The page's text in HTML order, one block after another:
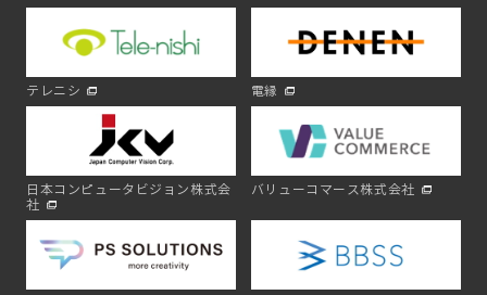
テレニシ 電縁
日本コンピュータビジョン株式会
社
バリューコマース株式会社